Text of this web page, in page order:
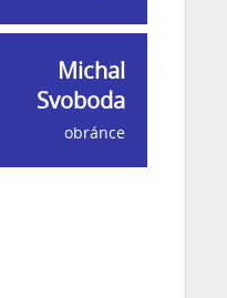
Michal
Svoboda
obránce